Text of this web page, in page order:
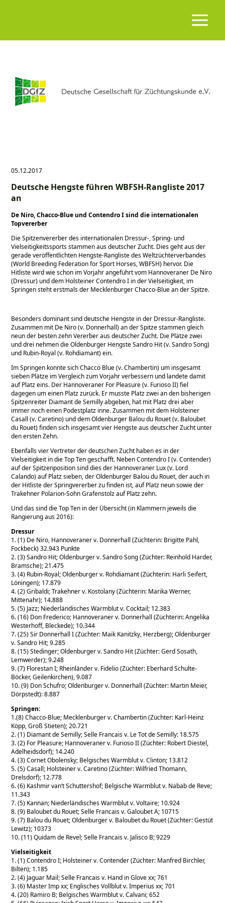
05.12.2017
Deutsche Hengste führen WBFSH-Rangliste 2017
an
De Niro, Chacco-Blue und Contendro I sind die internationalen
Topvererber
Die Spitzenvererber des internationalen Dressur-, Spring- und
Vielseitigkeitssports stammen aus deutscher Zucht. Dies geht aus der
gerade veröffentlichten Hengste-Rangliste des Weltzüchterverbandes
(World Breeding Federation for Sport Horses, WBFSH) hervor. Die
Hitliste wird wie schon im Vorjahr angeführt vom Hannoveraner De Niro
(Dressur) und dem Holsteiner Contendro I in der Vielseitigkeit, im
Springen steht erstmals der Mecklenburger Chacco-Blue an der Spitze.
Besonders dominant sind deutsche Hengste in der Dressur-Rangliste.
Zusammen mit De Niro (v. Donnerhall) an der Spitze stammen gleich
neun der besten zehn Vererber aus deutscher Zucht. Die Plätze zwei
und drei nehmen die Oldenburger Hengste Sandro Hit (v. Sandro Song)
und Rubin-Royal (v. Rohdiamant) ein.
Im Springen konnte sich Chacco Blue (v. Chambertin) um insgesamt
sieben Plätze im Vergleich zum Vorjahr verbessern und landete damit
auf Platz eins. Der Hannoveraner For Pleasure (v. Furioso II) fiel
dagegen um einen Platz zurück. Er musste Platz zwei an den bisherigen
Spitzenreiter Diamant de Semilly abgeben, hat mit Platz drei aber
immer noch einen Podestplatz inne. Zusammen mit dem Holsteiner
Casall (v. Caretino) und dem Oldenburger Balou du Rouet (v. Baloubet
du Rouet) finden sich insgesamt vier Hengste aus deutscher Zucht unter
den ersten Zehn.
Ebenfalls vier Vertreter der deutschen Zucht haben es in der
Vielseitigkeit in die Top Ten geschafft. Neben Contendro I (v. Contender)
auf der Spitzenposition sind dies der Hannoveraner Lux (v. Lord
Calando) auf Platz sieben, der Oldenburger Balou du Rouet, der auch in
der Hitliste der Springvererber zu finden ist, auf Platz neun sowie der
Trakehner Polarion-Sohn Grafenstolz auf Platz zehn.
Und das sind die Top Ten in der Übersicht (in Klammern jeweils die
Rangierung aus 2016):
Dressur
1. (1) De Niro, Hannoveraner v. Donnerhall (Züchterin: Brigitte Pahl,
Fockbeck) 32.943 Punkte
2. (3) Sandro Hit; Oldenburger v. Sandro Song (Züchter: Reinhold Harder,
Bramsche); 21.475
3. (4) Rubin-Royal; Oldenburger v. Rohdiamant (Züchterin: Harli Seifert,
Löningen); 17.879
4. (2) Gribaldi; Trakehner v. Kostolany (Züchterin: Marika Werner,
Mittenahr); 14.888
5. (5) Jazz; Niederländisches Warmblut v. Cocktail; 12.383
6. (16) Don Frederico; Hannoveraner v. Donnerhall (Züchterin: Angelika
Westerhoff, Bleckede); 10.344
7. (25) Sir Donnerhall I (Züchter: Maik Kanitzky, Herzberg); Oldenburger
v. Sandro Hit; 9.285
8. (15) Stedinger; Oldenburger v. Sandro Hit (Züchter: Gerd Sosath,
Lemwerder); 9.248
9. (7) Florestan I; Rheinländer v. Fidelio (Züchter: Eberhard Schulte-
Böcker, Geilenkirchen), 9.087
10. (9) Don Schufro; Oldenburger v. Donnerhall (Züchter: Martin Meier,
Dörpstedt): 8.887
Springen:
1.(8) Chacco-Blue; Mecklenburger v. Chambertin (Züchter: Karl-Heinz
Köpp, Groß Stieten); 20.721
2. (1) Diamant de Semilly; Selle Francais v. Le Tot de Semilly: 18.575
3. (2) For Pleasure; Hannoveraner v. Furioso II (Züchter: Robert Diestel,
Adelheidsdorf); 14.240
4. (3) Cornet Obolensky; Belgisches Warmblut v. Clinton; 13.812
5. (5) Casall; Holsteiner v. Caretino (Züchter: Wilfried Thomann,
Drelsdorf); 12.778
6. (6) Kashmir van’t Schuttershof; Belgische Warmblut v. Nabab de Reve;
11.343
7. (5) Kannan; Niederländisches Warmblut v. Voltaire; 10.924
8. (9) Baloubet du Rouet; Selle Francais v. Galoubet A; 10715
9. (7) Balou du Rouet; Oldenburger v. Baloubet du Rouet (Züchter: Gestüt
Lewitz); 10373
10. (11) Quidam de Revel; Selle Francais v. Jalisco B; 9229
Vielseitigkeit
1. (1) Contendro I; Holsteiner v. Contender (Züchter: Manfred Birchler,
Bilten); 1.185
2. (4) Jaguar Mail; Selle Francais v. Hand in Glove xx; 761
3. (6) Master Imp xx; Englisches Vollblut v. Imperius xx; 701
4. (20) Ramiro B; Belgisches Warmblut v. Calvani; 652